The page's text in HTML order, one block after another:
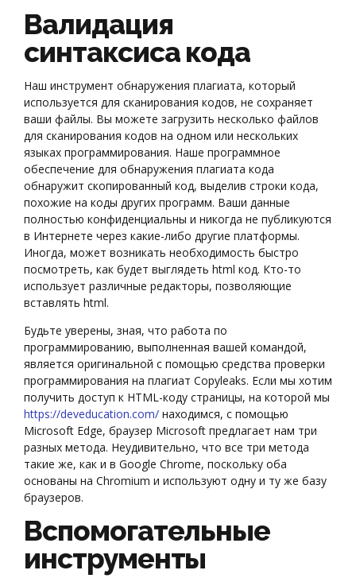
Валидация
синтаксиса кода
Наш инструмент обнаружения плагиата, который
используется для сканирования кодов, не сохраняет
ваши файлы. Вы можете загрузить несколько файлов
для сканирования кодов на одном или нескольких
языках программирования. Наше программное
обеспечение для обнаружения плагиата кода
обнаружит скопированный код, выделив строки кода,
похожие на коды других программ. Ваши данные
полностью конфиденциальны и никогда не публикуются
в Интернете через какие-либо другие платформы.
Иногда, может возникать необходимость быстро
посмотреть, как будет выглядеть html код. Кто-то
использует различные редакторы, позволяющие
вставлять html.
Будьте уверены, зная, что работа по
программированию, выполненная вашей командой,
является оригинальной с помощью средства проверки
программирования на плагиат Copyleaks. Если мы хотим
получить доступ к HTML-коду страницы, на которой мы
https://deveducation.com/ находимся, с помощью
Microsoft Edge, браузер Microsoft предлагает нам три
разных метода. Неудивительно, что все три метода
такие же, как и в Google Chrome, поскольку оба
основаны на Chromium и используют одну и ту же базу
браузеров.
Вспомогательные
инструменты